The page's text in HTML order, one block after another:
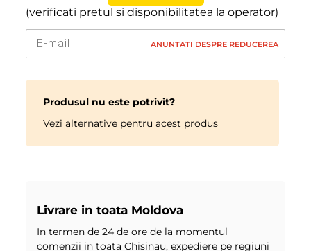
(verificati pretul si disponibilitatea la operator)
ANUNTATI DESPRE REDUCEREA
Produsul nu este potrivit?
Vezi alternative pentru acest produs
Livrare in toata Moldova
In termen de 24 de ore de la momentul
comenzii in toata Chisinau, expediere pe regiuni